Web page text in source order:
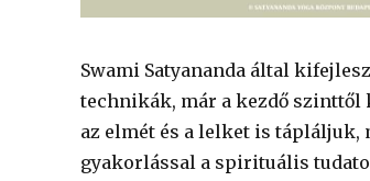
Swami Satyananda által
technikák, már a kezdő szinttől
az elmét és a lelket is tápláljuk,
gyakorlással a spirituális